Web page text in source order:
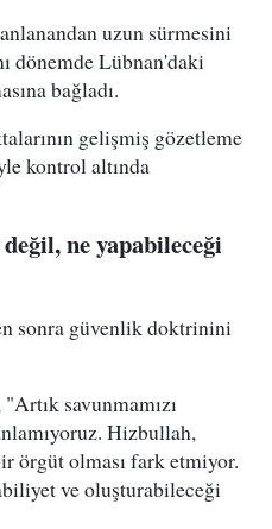
uzun sürmesini
dönemde Lübnan'daki
bağladı.
gelişmiş gözetleme
kontrol altında
ne yapabileceği
sonra güvenlik doktrinini
savunmamızı
Hizbullah,
örgüt olması fark etmiyor.
ve oluşturabileceği